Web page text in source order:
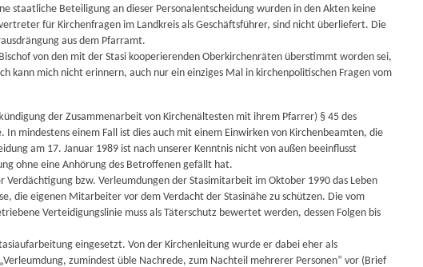
staatliche Beteiligung an dieser Personalentscheidung wurden in den Akten keine
für Kirchenfragen im Landkreis als Geschäftsführer, sind nicht überliefert. Die
aus dem Pfarramt.
von den mit der Stasi kooperierenden Oberkirchenräten überstimmt worden sei,
kann mich nicht erinnern, auch nur ein einziges Mal in kirchenpolitischen Fragen vom
der Zusammenarbeit von Kirchenältesten mit ihrem Pfarrer) § 45 des
mindestens einem Fall ist dies auch mit einem Einwirken von Kirchenbeamten, die
am 17. Januar 1989 ist nach unserer Kenntnis nicht von außen beeinflusst
ohne eine Anhörung des Betroffenen gefällt hat.
bzw. Verleumdungen der Stasimitarbeit im Oktober 1990 das Leben
die eigenen Mitarbeiter vor dem Verdacht der Stasinähe zu schützen. Die vom
Verteidigungslinie muss als Täterschutz bewertet werden, dessen Folgen bis
eingesetzt. Von der Kirchenleitung wurde er dabei eher als
zumindest üble Nachrede, zum Nachteil mehrerer Personen“ vor (Brief